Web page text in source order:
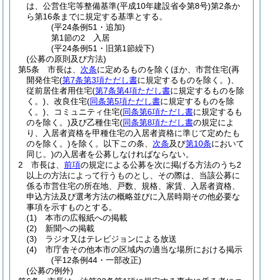
は、公営住宅等整備基準(平成10年建設省令第8号)第2条か
ら第16条までに規定する基準とする。
(平24条例51・追加)
第1節の2
入居
(平24条例51・旧第1節繰下)
(公募の原則及び方法)
第5条
市長は、 次条に定めるものを除くほか、市営住宅(再
開発住宅(第7条第3項ただし書に規定するものを除く。)
従前居住者用住宅(第7条第4項ただし書に規定するものを除
く。) 、改良住宅(同条第5項ただし書に規定するものを除
く。) 、コミュニティ住宅(同条第6項ただし書に規定するも
のを除く。)及び乙種住宅(同条第8項ただし書の規定によ
り、入居者資格を甲種住宅の入居者資格に準じて定めたも
のを除く。)を除く。以下この条、 次条及び第10条において
同じ。)の入居者を公募しなければならない。
2
市長は、 前項の規定による公募を次に掲げる方法のうち2
以上の方法によって行うものとし、その際は、当該公募に
係る市営住宅の所在地、戸数、規格、家賃、入居者資格、
申込方法及び選考方法の概略並びに入居時期その他必要な
事項を示すものとする。
(1)
本市の広報紙への掲載
(2)
新聞への掲載
(3)
ラジオ又はテレビジョンによる放送
(4)
市庁舎その他本市の区域内の適当な場所における掲示
(平12条例44・一部改正)
(公募の例外)